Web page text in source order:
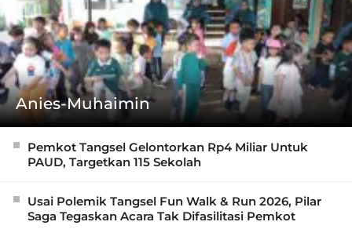
Anies-Muhaimin
Pemkot Tangsel Gelontorkan Rp4 Miliar Untuk
PAUD, Targetkan 115 Sekolah
Usai Polemik Tangsel Fun Walk & Run 2026, Pilar
Saga Tegaskan Acara Tak Difasilitasi Pemkot